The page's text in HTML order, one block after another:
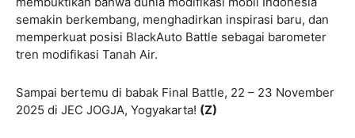
semakin berkembang, menghadirkan inspirasi baru, dan
memperkuat posisi BlackAuto Battle sebagai barometer
tren modifikasi Tanah Air.
Sampai bertemu di babak Final Battle, 22 – 23 November
2025 di JEC JOGJA, Yogyakarta! (Z)